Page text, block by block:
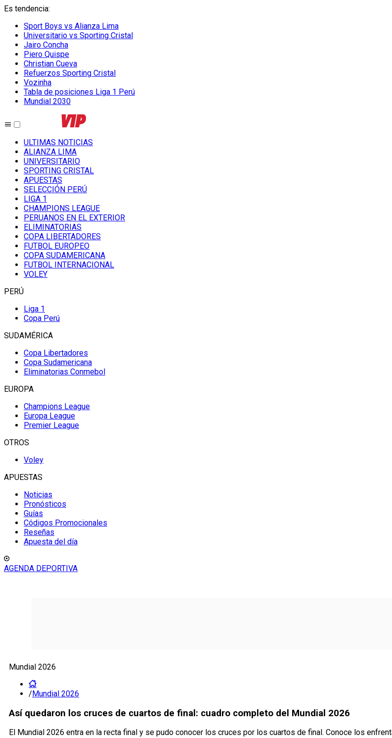
Es tendencia:
Sport Boys vs Alianza Lima
Universitario vs Sporting Cristal
Jairo Concha
Piero Quispe
Christian Cueva
Refuerzos Sporting Cristal
Vozinha
Tabla de posiciones Liga 1 Perú
Mundial 2030
ULTIMAS NOTICIAS
ALIANZA LIMA
UNIVERSITARIO
SPORTING CRISTAL
APUESTAS
SELECCIÓN PERÚ
LIGA 1
CHAMPIONS LEAGUE
PERUANOS EN EL EXTERIOR
ELIMINATORIAS
COPA LIBERTADORES
FUTBOL EUROPEO
COPA SUDAMERICANA
FUTBOL INTERNACIONAL
VOLEY
PERÚ
Liga 1
Copa Perú
SUDAMÉRICA
Copa Libertadores
Copa Sudamericana
Eliminatorias Conmebol
EUROPA
Champions League
Europa League
Premier League
OTROS
Voley
APUESTAS
Noticias
Pronósticos
Guías
Códigos Promocionales
Reseñas
Apuesta del día
AGENDA DEPORTIVA
Mundial 2026
/Mundial 2026
Así quedaron los cruces de cuartos de final: cuadro completo del Mundial 2026
El Mundial 2026 entra en la recta final y se pudo conocer los cruces por los cuartos de final. Conoce los